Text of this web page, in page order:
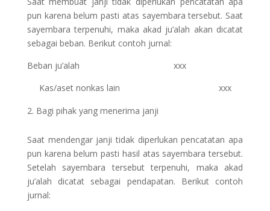
pun karena belum pasti atas sayembara tersebut. Saat
sayembara terpenuhi, maka akad ju’alah akan dicatat
sebagai beban. Berikut contoh jurnal:
Beban ju’alah xxx
Kas/aset nonkas lain xxx
Bagi pihak yang menerima janji
Saat mendengar janji tidak diperlukan pencatatan apa
pun karena belum pasti hasil atas sayembara tersebut.
Setelah sayembara tersebut terpenuhi, maka akad
ju’alah dicatat sebagai pendapatan. Berikut contoh
jurnal: